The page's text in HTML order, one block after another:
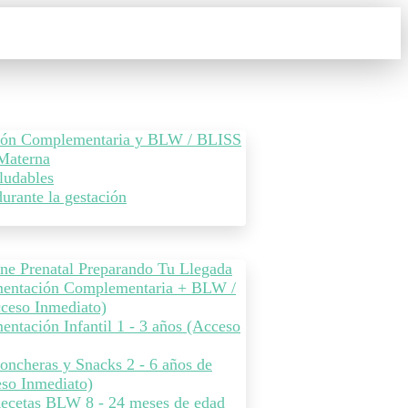
Complementaria y BLW / BLISS
la gestación
Prenatal Preparando Tu Llegada
Complementaria + BLW /
Inmediato)
Infantil 1 - 3 años (Acceso
y Snacks 2 - 6 años de
Inmediato)
BLW 8 - 24 meses de edad